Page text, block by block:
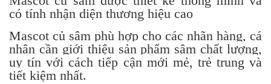
có tính nhận diện thương hiệu cao
Mascot củ sâm phù hợp cho các nhãn hàng, cá
nhân cần giới thiệu sản phẩm sâm chất lượng,
uy tín với cách tiếp cận mới mẻ, trẻ trung và
tiết kiệm nhất.